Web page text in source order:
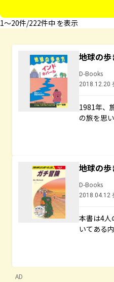
1〜20件/222件中 を表示
地球の歩
D-Books
2018.12.20
1981年、
の旅を思
地球の
D-Books
2018.04.12
本書は4人
いてある
AD